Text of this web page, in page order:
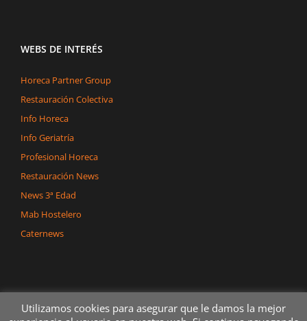
WEBS DE INTERÉS
Horeca Partner Group
Restauración Colectiva
Info Horeca
Info Geriatría
Profesional Horeca
Restauración News
News 3ª Edad
Mab Hostelero
Caternews
Utilizamos cookies para asegurar que le damos la mejor